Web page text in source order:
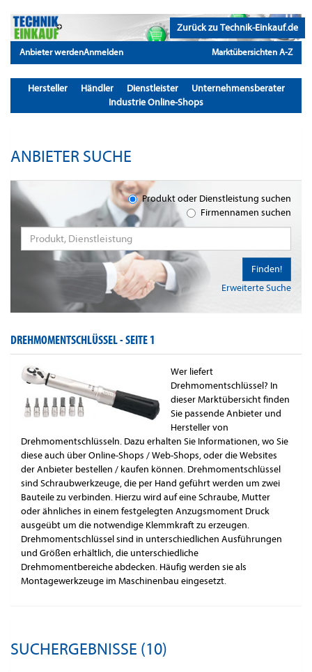
Zurück zu Technik-Einkauf.de
Anbieter werdenAnmelden Marktübersichten A-Z
Hersteller Händler Dienstleister
Unternehmensberater
Industrie Online-Shops
ANBIETER SUCHE
Produkt oder Dienstleistung suchen
Firmennamen suchen
Erweiterte Suche
Finden!
DREHMOMENTSCHLÜSSEL -SEITE 1
Wer liefert
Drehmomentschlüssel? In
dieser Marktübersicht finden
Sie passende Anbieter und
Hersteller von
Drehmomentschlüsseln. Dazu erhalten Sie Informationen, wo Sie
diese auch über Online-Shops / Web-Shops, oder die Websites
der Anbieter bestellen / kaufen können. Drehmomentschlüssel
sind Schraubwerkzeuge, die per Hand geführt werden um zwei
Bauteile zu verbinden. Hierzu wird auf eine Schraube, Mutter
oder ähnliches in einem festgelegten Anzugsmoment Druck
ausgeübt um die notwendige Klemmkraft zu erzeugen.
Drehmomentschlüssel sind in unterschiedlichen Ausführungen
und Größen erhältlich, die unterschiedliche
Drehmomentbereiche abdecken. Häufig werden sie als
Montagewerkzeuge im Maschinenbau eingesetzt.
SUCHERGEBNISSE (10)